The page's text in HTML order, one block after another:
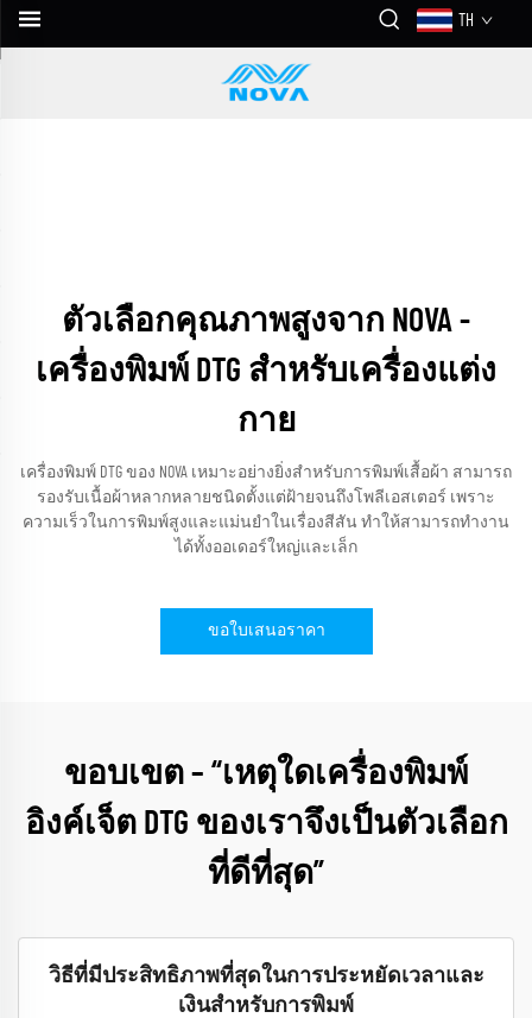
TH
ตัวเลือกคุณภาพสูงจาก NOVA -
เครื่องพิมพ์ DTG สำหรับเครื่องแต่ง
กาย
เครื่องพิมพ์ DTG ของ NOVA เหมาะอย่างยิ่งสำหรับการพิมพ์เสื้อผ้า สามารถ
รองรับเนื้อผ้าหลากหลายชนิดตั้งแต่ฝ้ายจนถึงโพลีเอสเตอร์ เพราะ
ความเร็วในการพิมพ์สูงและแม่นยำในเรื่องสีสัน ทำให้สามารถทำงาน
ได้ทั้งออเดอร์ใหญ่และเล็ก
ขอใบเสนอราคา
ขอบเขต – “เหตุใดเครื่องพิมพ์
อิงค์เจ็ต DTG ของเราจึงเป็นตัวเลือก
ที่ดีที่สุด”
วิธีที่มีประสิทธิภาพที่สุดในการประหยัดเวลาและ
เงินสำหรับการพิมพ์